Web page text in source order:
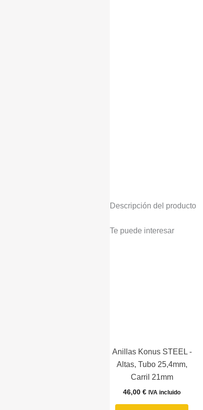
Descripción del producto
Te puede interesar
Anillas Konus STEEL -
Altas, Tubo 25,4mm,
Carril 21mm
46,00€ IVA incluido